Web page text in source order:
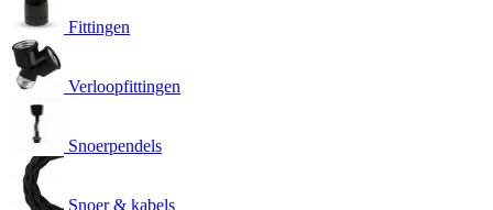
Fittingen
Verloopfittingen
Snoerpendels
Snoer & kabels